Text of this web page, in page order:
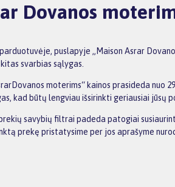
Dovanos
puslapyje „Maison Asrar
svarbias sąlygas.
moterims“ kainos prasideda
kad būtų lengviau išsirinkti geriausiai jūsų
savybių filtrai padeda patogiai
prekę pristatysime per jos aprašyme